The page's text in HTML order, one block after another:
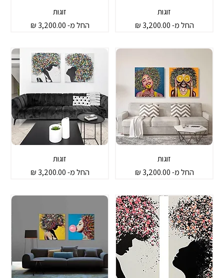
זוגות
החל מ-
מחיר מבצע
זוגות
החל מ-
מחיר מבצע
זוגות
החל מ-
מחיר מבצע
זוגות
החל מ-
מחיר מבצע